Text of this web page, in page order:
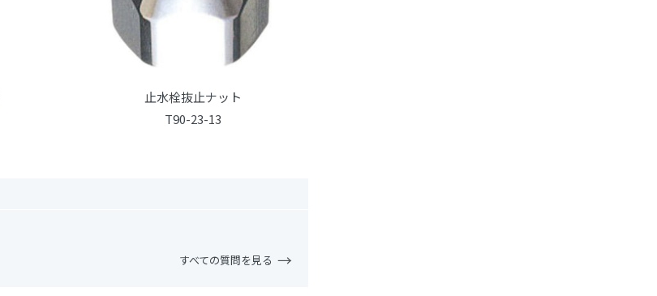
止水栓抜止ナット
T90-23-13
すべての質問を見る